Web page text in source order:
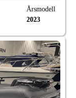
Årsmodell
2023